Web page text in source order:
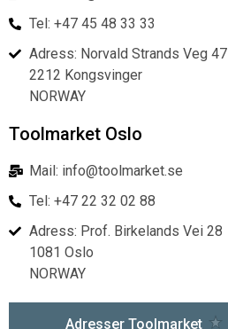
Tel: +47 45 48 33 33
Adress: Norvald Strands Veg 47
2212 Kongsvinger
NORWAY
Toolmarket Oslo
Mail: info@toolmarket.se
Tel: +47 22 32 02 88
Adress: Prof. Birkelands Vei 28
1081 Oslo
NORWAY